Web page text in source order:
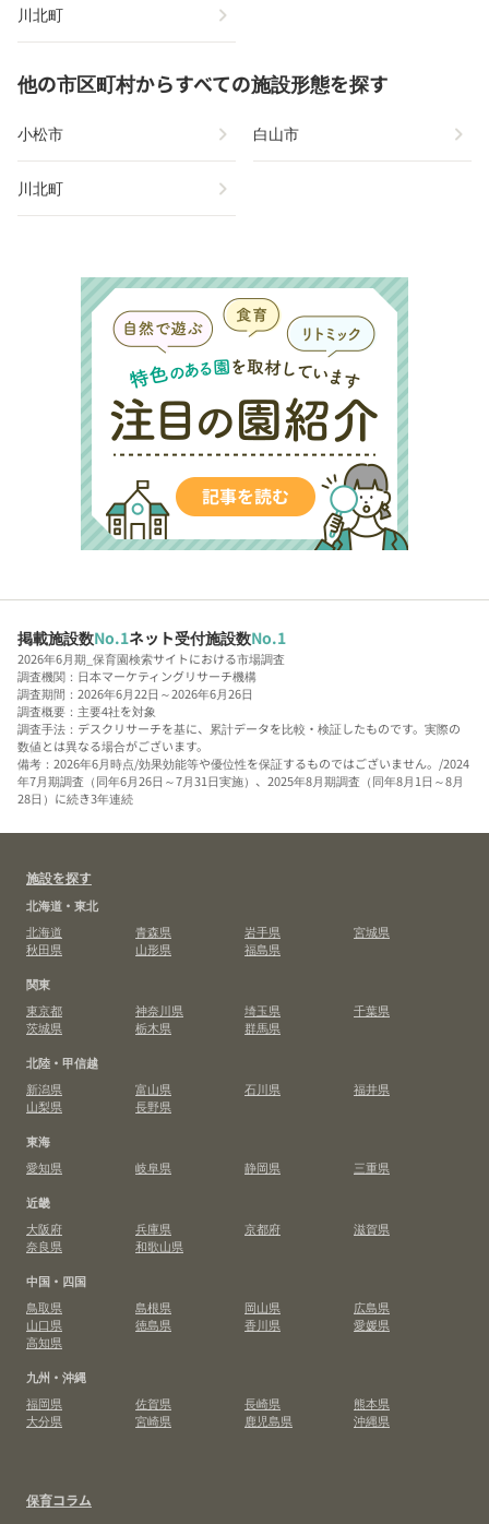
川北町 chevron_right
他の市区町村からすべての施設形態を探す
小松市 chevron_right 白山市 chevron_right
川北町 chevron_right
掲載施設数No.1ネット受付施設数No.1
2026年6月期_保育園検索サイトにおける市場調査
調査機関：日本マーケティングリサーチ機構
調査期間：2026年6月22日～2026年6月26日
調査概要：主要4社を対象
調査手法：デスクリサーチを基に、累計データを比較・検証したものです。実際の
数値とは異なる場合がございます。
備考：2026年6月時点/効果効能等や優位性を保証するものではございません。/2024
年7月期調査（同年6月26日～7月31日実施）、2025年8月期調査（同年8月1日～8月
28日）に続き3年連続
施設を探す
北海道・東北
北海道
青森県 岩手県
宮城県
秋田県
山形県
福島県
関東
東京都
神奈川県 埼玉県
千葉県
茨城県
栃木県
群馬県
北陸・甲信越
新潟県
富山県 石川県
福井県
山梨県
長野県
東海
愛知県
岐阜県 静岡県
三重県
近畿
大阪府
兵庫県 京都府
滋賀県
奈良県
和歌山県
中国・四国
鳥取県
島根県 岡山県
広島県
山口県
徳島県 香川県
愛媛県
高知県
九州・沖縄
福岡県
佐賀県 長崎県
熊本県
大分県
宮崎県 鹿児島県 沖縄県
保育コラム